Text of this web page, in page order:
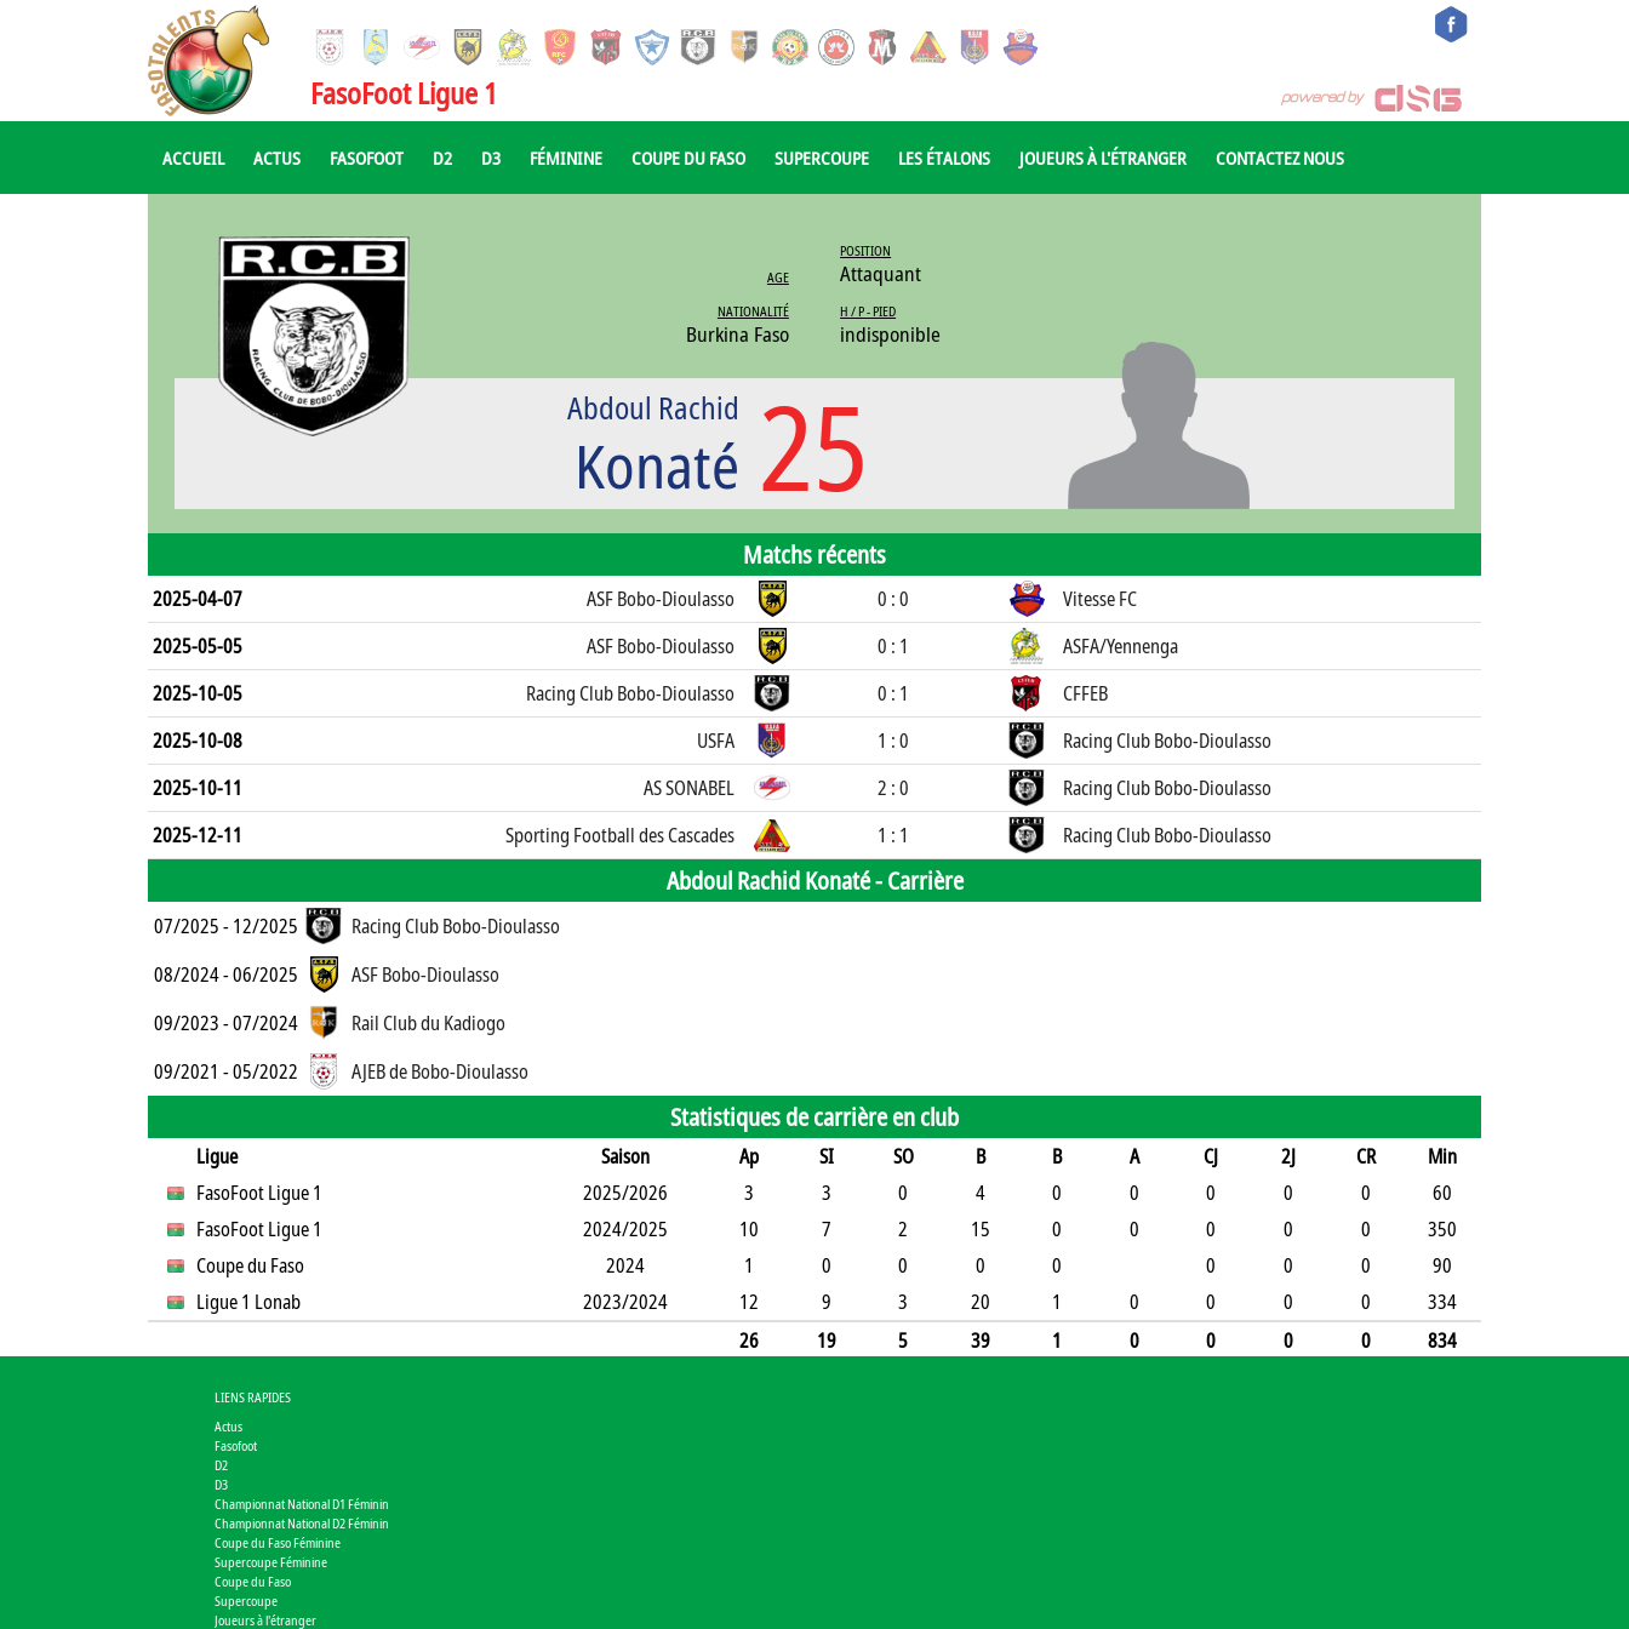
FasoFoot Ligue 1
ACCUEIL ACTUS FASOFOOT D2 D3 FÉMININE COUPE DU FASO SUPERCOUPE LES ÉTALONS JOUEURS À L'ÉTRANGER CONTACTEZ NOUS
AGE
NATIONALITÉ
Burkina Faso
POSITION
Attaquant
H / P - PIED
indisponible
25
Abdoul Rachid
Konaté
Matchs récents
2025-04-07 ASF Bobo-Dioulasso 0 : 0
Vitesse FC
2025-05-05
ASF Bobo-Dioulasso 0 : 1
ASFA/Yennenga
2025-10-05
Racing Club Bobo-Dioulasso 0 : 1
CFFEB
2025-10-08
USFA 1 : 0
Racing Club Bobo-Dioulasso
2025-10-11
AS SONABEL 2 : 0
Racing Club Bobo-Dioulasso
2025-12-11
Sporting Football des Cascades 1 : 1 Racing Club Bobo-Dioulasso
Abdoul Rachid Konaté -Carrière
07/2025 - 12/2025
Racing Club Bobo-Dioulasso
08/2024 - 06/2025
ASF Bobo-Dioulasso
09/2023 - 07/2024
Rail Club du Kadiogo
09/2021 - 05/2022
AJEB de Bobo-Dioulasso
Statistiques de carrière en club
Ligue Saison Ap SI SO B B A CJ 2J CR
Min
FasoFoot Ligue 1
2025/2026 3 3 0 4 0 0 0 0 0
60
FasoFoot Ligue 1
2024/2025 10 7 2 15 0 0 0 0 0
350
Coupe du Faso
2024 1 0 0 0 0 0 0 0
90
Ligue 1 Lonab
2023/2024 12 9 3 20 1 0 0 0 0
334
26
19 5 39 1 0 0 0 0 834
LIENS RAPIDES
Actus
Fasofoot
D2
D3
Championnat National D1 Féminin
Championnat National D2 Féminin
Coupe du Faso Féminine
Supercoupe Féminine
Coupe du Faso
Supercoupe
Joueurs à l'étranger